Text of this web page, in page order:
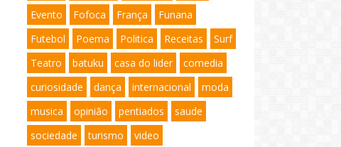
Evento
Fofoca França
Funana
Futebol
Poema Politica Receitas
Surf
Teatro
batuku casa do lider
comedia
curiosidade
dança internacional
moda
musica
opinião pentiados
saude
sociedade
turismo video